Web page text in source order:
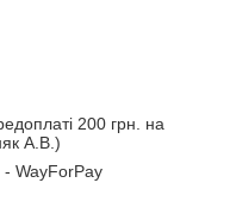
200 грн. на
А.В.)
WayForPay